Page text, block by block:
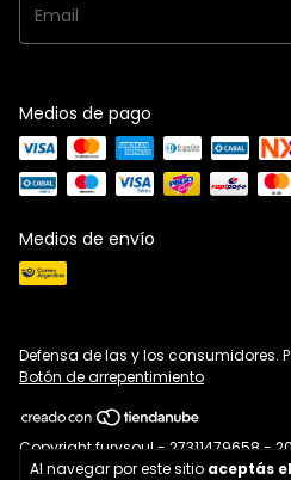
Al navegar por este sitio aceptás
Medios de pago
Medios de envío
Defensa de las y los consumidores.
Botón de arrepentimiento
Copyright furysoul - 27311479658 -
reservados.